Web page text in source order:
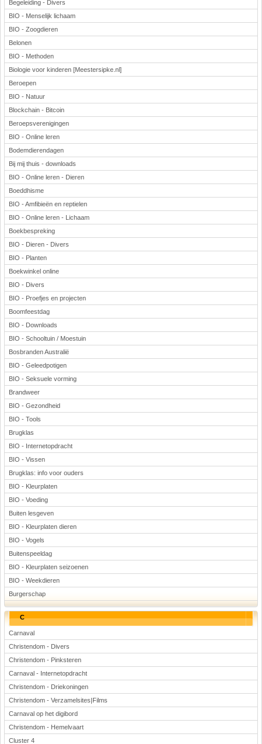
Begeleiding - Divers
BIO - Menselijk lichaam
BIO - Zoogdieren
Belonen
BIO - Methoden
Biologie voor kinderen [Meestersipke.nl]
Beroepen
BIO - Natuur
Blockchain - Bitcoin
Beroepsverenigingen
BIO - Online leren
Bodemdierendagen
Bij mij thuis - downloads
BIO - Online leren - Dieren
Boeddhisme
BIO - Amfibieën en reptielen
BIO - Online leren - Lichaam
Boekbespreking
BIO - Dieren - Divers
BIO - Planten
Boekwinkel online
BIO - Divers
BIO - Proefjes en projecten
Boomfeestdag
BIO - Downloads
BIO - Schooltuin / Moestuin
Bosbranden Australië
BIO - Geleedpotigen
BIO - Seksuele vorming
Brandweer
BIO - Gezondheid
BIO - Tools
Brugklas
BIO - Internetopdracht
BIO - Vissen
Brugklas: info voor ouders
BIO - Kleurplaten
BIO - Voeding
Buiten lesgeven
BIO - Kleurplaten dieren
BIO - Vogels
Buitenspeeldag
BIO - Kleurplaten seizoenen
BIO - Weekdieren
Burgerschap
C
Carnaval
Christendom - Divers
Christendom - Pinksteren
Carnaval - Internetopdracht
Christendom - Driekoningen
Christendom - Verzamelsites|Films
Carnaval op het digibord
Christendom - Hemelvaart
Cluster 4